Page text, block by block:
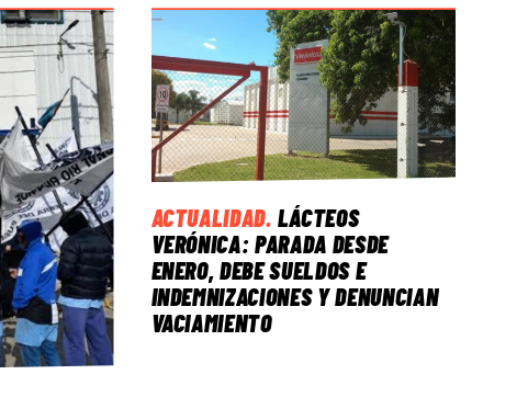
ACTUALIDAD. LÁCTEOS
VERÓNICA: PARADA DESDE
ENERO, DEBE SUELDOS E
INDEMNIZACIONES Y DENUNCIAN
VACIAMIENTO